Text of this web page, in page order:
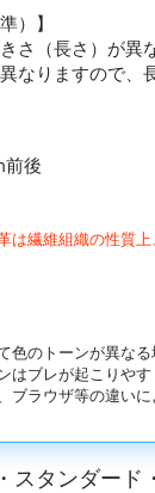
）】
さ（長さ）が異
なりますので、
後
繊維組織の性質
のトーンが異なる
ブレが起こりやす
ラウザ等の違いに
スタンダー